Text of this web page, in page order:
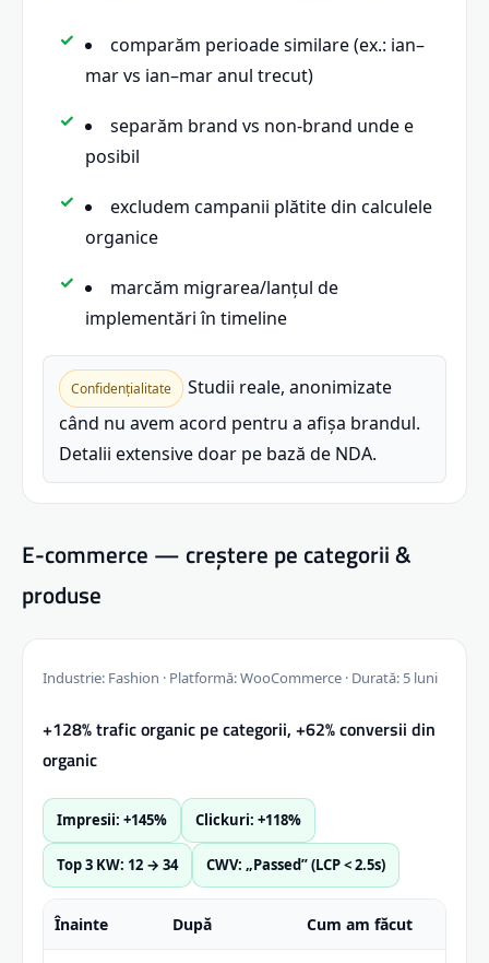
comparăm perioade similare (ex.: ian–
mar vs ian–mar anul trecut)
separăm brand vs non-brand unde e
posibil
excludem campanii plătite din calculele
organice
marcăm migrarea/lanțul de
implementări în timeline
Confidențialitate
Studii reale, anonimizate
când nu avem acord pentru a afișa brandul.
Detalii extensive doar pe bază de NDA.
E-commerce — creștere pe categorii &
produse
Industrie: Fashion · Platformă: WooCommerce · Durată: 5 luni
+128% trafic organic pe categorii, +62% conversii din
organic
Impresii: +145% Clickuri: +118%
Top 3 KW: 12 → 34 CWV: „Passed” (LCP < 2.5s)
Înainte După Cum am făcut